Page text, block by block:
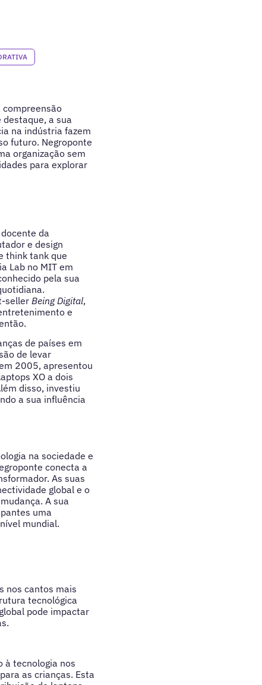
compreensão
a sua
na indústria fazem
futuro. Negroponte
organização sem
para explorar
da
e design
think tank que
Lab no MIT em
pela sua
seller Being Digital,
e
de países em
de levar
2005, apresentou
XO a dois
disso, investiu
a sua influência
na sociedade e
conecta a
As suas
global e o
A sua
uma
mundial.
nos cantos mais
tecnológica
pode impactar
à tecnologia nos
as crianças. Esta